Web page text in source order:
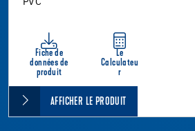
PVC
Fiche de
données de
produit
Le
Calculateu
r
AFFICHER LE PRODUIT